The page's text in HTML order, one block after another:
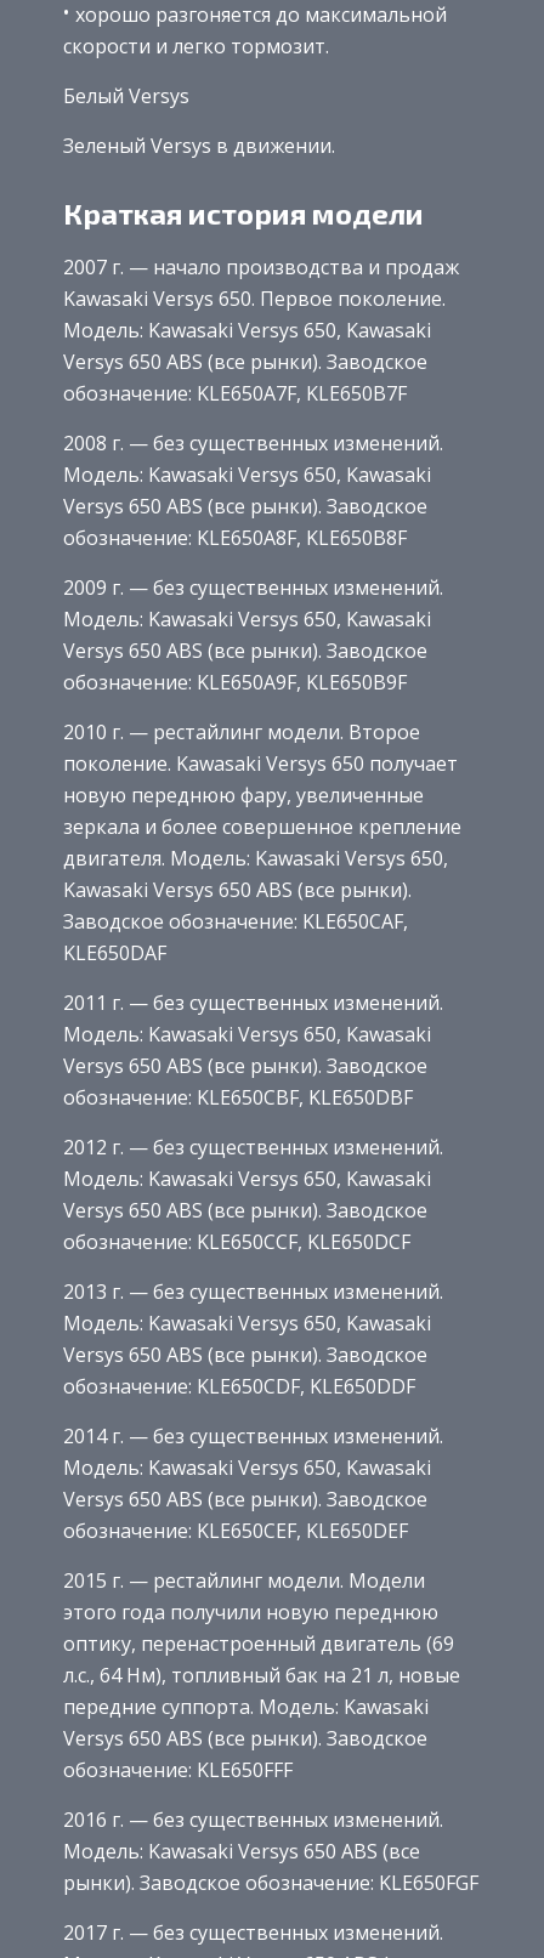
хорошо разгоняется до максимальной
скорости и легко тормозит.
Белый Versys
Зеленый Versys в движении.
Краткая история модели
2007 г. — начало производства и продаж
Kawasaki Versys 650. Первое поколение.
Модель: Kawasaki Versys 650, Kawasaki
Versys 650 ABS (все рынки). Заводское
обозначение: KLE650A7F, KLE650B7F
2008 г. — без существенных изменений.
Модель: Kawasaki Versys 650, Kawasaki
Versys 650 ABS (все рынки). Заводское
обозначение: KLE650A8F, KLE650B8F
2009 г. — без существенных изменений.
Модель: Kawasaki Versys 650, Kawasaki
Versys 650 ABS (все рынки). Заводское
обозначение: KLE650A9F, KLE650B9F
2010 г. — рестайлинг модели. Второе
поколение. Kawasaki Versys 650 получает
новую переднюю фару, увеличенные
зеркала и более совершенное крепление
двигателя. Модель: Kawasaki Versys 650,
Kawasaki Versys 650 ABS (все рынки).
Заводское обозначение: KLE650CAF,
KLE650DAF
2011 г. — без существенных изменений.
Модель: Kawasaki Versys 650, Kawasaki
Versys 650 ABS (все рынки). Заводское
обозначение: KLE650CBF, KLE650DBF
2012 г. — без существенных изменений.
Модель: Kawasaki Versys 650, Kawasaki
Versys 650 ABS (все рынки). Заводское
обозначение: KLE650CCF, KLE650DCF
2013 г. — без существенных изменений.
Модель: Kawasaki Versys 650, Kawasaki
Versys 650 ABS (все рынки). Заводское
обозначение: KLE650CDF, KLE650DDF
2014 г. — без существенных изменений.
Модель: Kawasaki Versys 650, Kawasaki
Versys 650 ABS (все рынки). Заводское
обозначение: KLE650CEF, KLE650DEF
2015 г. — рестайлинг модели. Модели
этого года получили новую переднюю
оптику, перенастроенный двигатель (69
л.с., 64 Нм), топливный бак на 21 л, новые
передние суппорта. Модель: Kawasaki
Versys 650 ABS (все рынки). Заводское
обозначение: KLE650FFF
2016 г. — без существенных изменений.
Модель: Kawasaki Versys 650 ABS (все
рынки). Заводское обозначение: KLE650FGF
2017 г. — без существенных изменений.